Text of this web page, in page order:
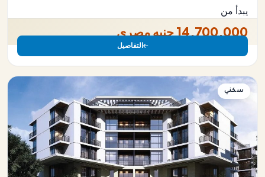
يبدأ من
14,700,000 جنيه مصري
التفاصيل
سكني